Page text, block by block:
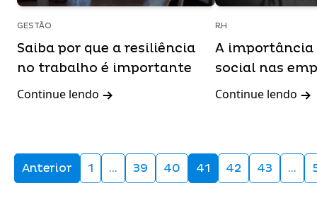
GESTÃO
Saiba por que a resiliência
no trabalho é importante
Continue lendo
RH
A importância
social nas
Continue lendo
Anterior 1 … 39 40 41 42 43 …